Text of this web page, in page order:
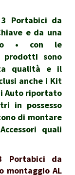
Portabici da
e da una
• con le
sono
qualità e il
anche i Kit
Auto riportato
in possesso
di montare
quali
Portabici da
montaggio AL